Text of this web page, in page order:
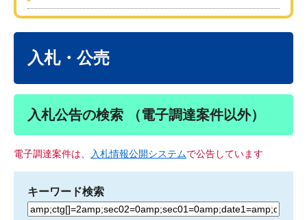
入札・公売
入札公告の検索 （電子調達案件以外）
電子調達案件は、 入札情報公開システムで公告しています
キーワード検索
検